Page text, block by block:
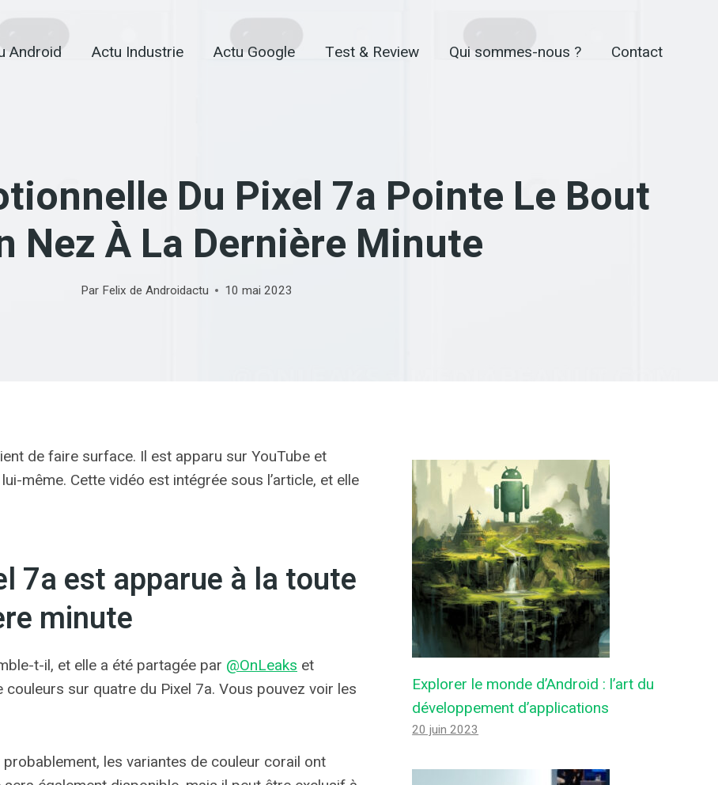
Android Actu Industrie Actu Google Test & Review Qui sommes-nous ? Contact
Du Pixel 7a Pointe Le Bout
Nez À La Dernière Minute
Par Felix de Androidactu 10 mai 2023
de faire surface. Il est apparu sur YouTube et
même. Cette vidéo est intégrée sous l’article, et elle
7a est apparue à la toute
minute
t-il, et elle a été partagée par @OnLeaks et
sur quatre du Pixel 7a. Vous pouvez voir les
probablement, les variantes de couleur corail ont
Explorer le monde d’Android : l’art du
développement d’applications
20 juin 2023